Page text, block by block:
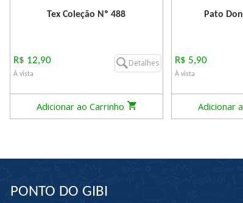
Tex Coleção Nº 488
R$ 12,90
À vista
Detalhes
Adicionar ao Carrinho
Pato
R$ 5,90
À vista
Adicionar
PONTO DO GIBI